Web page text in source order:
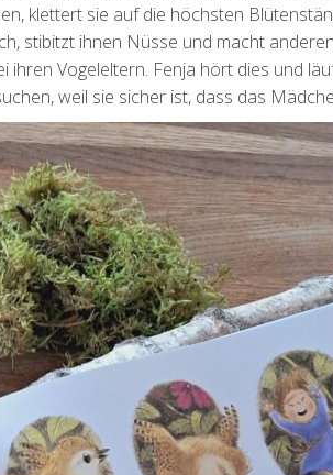
klettert sie auf die höchsten
stibitzt ihnen Nüsse und macht
Vogeleltern. Fenja hört dies und
weil sie sicher ist, dass das